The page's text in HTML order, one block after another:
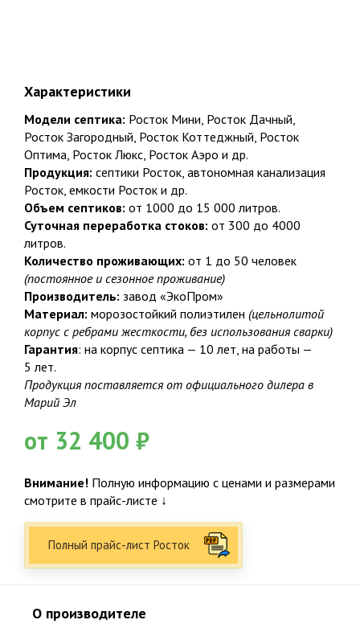
Характеристики
Модели септика: Росток Мини, Росток Дачный,
Росток Загородный, Росток Коттеджный, Росток
Оптима, Росток Люкс, Росток Аэро и др.
Продукция: септики Росток, автономная канализация
Росток, емкости Росток и др.
Объем септиков: от 1000 до 15 000 литров.
Суточная переработка стоков: от 300 до 4000
литров.
Количество проживающих: от 1 до 50 человек
(постоянное и сезонное проживание)
Производитель: завод «ЭкоПром»
Материал: морозостойкий полиэтилен (цельнолитой
корпус с ребрами жесткости, без использования сварки)
Гарантия: на корпус септика — 10 лет, на работы —
5 лет.
Продукция поставляется от официального дилера в
Марий Эл
от 32 400 ₽
Внимание! Полную информацию с ценами и размерами
смотрите в прайс-листе ↓
Полный прайс-лист Росток
О производителе